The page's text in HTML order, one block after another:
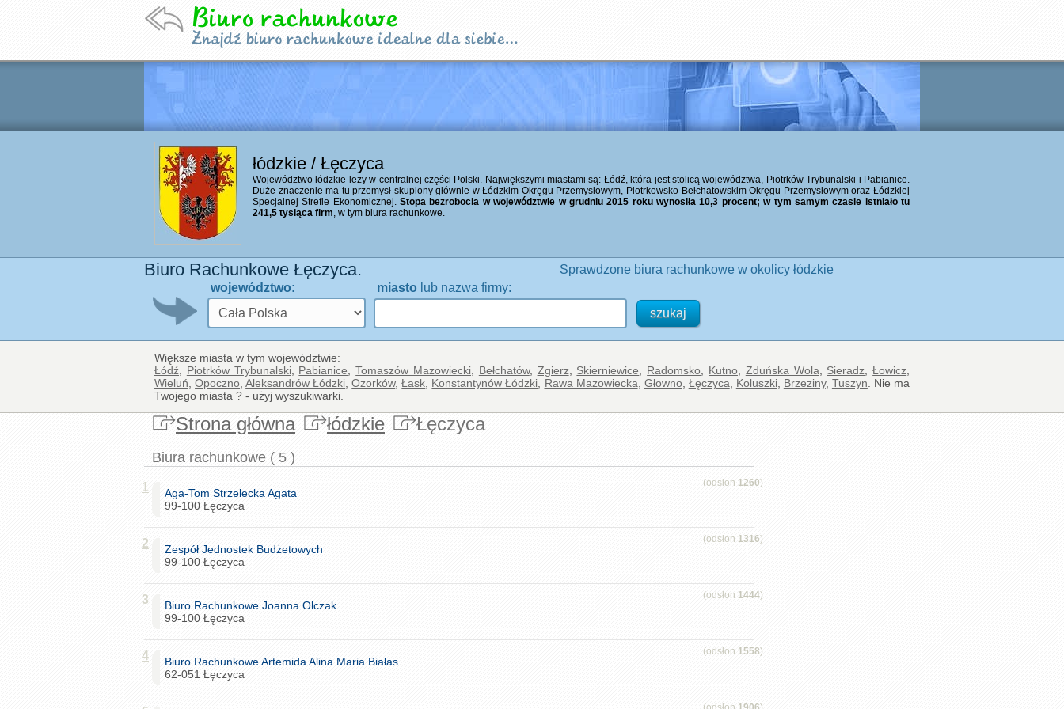
łódzkie / Łęczyca
Województwo łódzkie leży w centralnej części Polski. Największymi miastami są: Łódź, która jest stolicą województwa, Piotrków Trybunalski i Pabianice.
Duże znaczenie ma tu przemysł skupiony głównie w Łódzkim Okręgu Przemysłowym, Piotrkowsko-Bełchatowskim Okręgu Przemysłowym oraz Łódzkiej
Specjalnej Strefie Ekonomicznej.Stopa bezrobocia w województwie w grudniu 2015 roku wynosiła 10,3 procent; w tym samym czasie istniało tu
241,5 tysiąca firm, w tym biura rachunkowe.
Biuro Rachunkowe Łęczyca.
Sprawdzone biura rachunkowe w okolicy łódzkie
województwo:
miasto lub nazwa firmy:
Większe miasta w tym województwie:
Łódź
Piotrków Trybunalski, Pabianice ,Tomaszów Mazowiecki, Bełchatów, Zgierz Skierniewice Radomsko Kutno Zduńska Wola Sieradz ,Łowicz
Wieluń ,Opoczno ,Aleksandrów Łódzki ,Ozorków,Łask Konstantynów Łódzki Rawa Mazowiecka Głowno Łęczyca Koluszki, Brzeziny, Tuszyn . Nie ma
Twojego miasta ? - użyj wyszukiwarki.
Strona główna łódzkie Łęczyca
Biura rachunkowe ( 5 )
(odsłon 1260)
1
Aga-Tom Strzelecka Agata
99-100 Łęczyca
(odsłon 1316)
2
Zespół Jednostek Budżetowych
99-100 Łęczyca
(odsłon 1444)
3
Biuro Rachunkowe Joanna Olczak
99-100 Łęczyca
(odsłon 1558)
4
Biuro Rachunkowe Artemida Alina Maria Białas
62-051 Łęczyca